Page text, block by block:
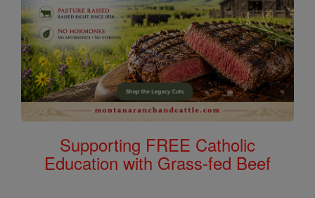
Supporting FREE Catholic
Education with Grass-fed Beef